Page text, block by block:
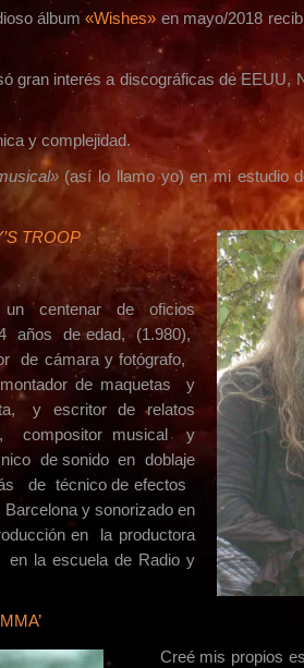
álbum«Wishes» en mayo/2018
gran interés a discográficas de EEUU,
y complejidad.
(así lo llamo yo) en mi estudio
TROOP
centenar de oficios
años de edad, (1.980),
de cámara y fotógrafo,
de maquetas y
y escritor de relatos
compositor musical y
de sonido en doblaje
de técnico de efectos
y sonorizado en
en la productora
la escuela de Radio y
Creé mis propios